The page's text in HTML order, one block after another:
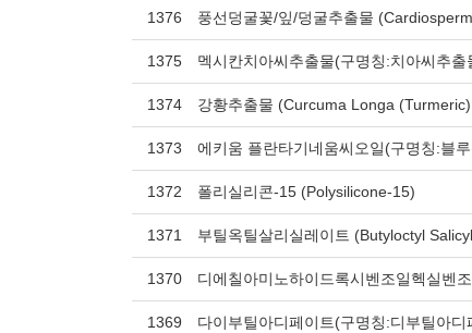
1376 풍선덩굴꽃/잎/덩굴추출물
1375 멕시칸치아씨추출물(구명칭:치아씨추
1374 강황추출물 (Curcuma Longa
1373 에키움 플란타기네움씨오일(구명칭:블
1372 폴리실리콘-15 (Polysilicone-15)
1371 부틸옥틸살리실레이트 (Butyloctyl
1370 디에칠아미노하이드록시벤조일헥실벤
1369 다이부틸아디페이트(구명칭:디부틸아